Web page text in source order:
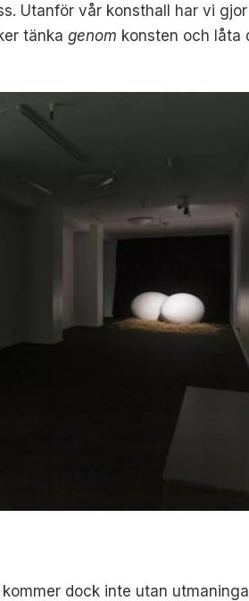
Utanför vår konsthall har vi
tänkagenom konsten och låta
dock inte utan